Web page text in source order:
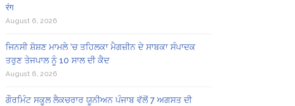
रंग
August 6, 2026
ਜਿਨਸੀ ਸ਼ੋਸ਼ਣ ਮਾਮਲੇ ‘ਚ ਤਹਿਲਕਾ ਮੈਗਜ਼ੀਨ ਦੇ ਸਾਬਕਾ ਸੰਪਾਦਕ
ਤਰੁਣ ਤੇਜਪਾਲ ਨੂੰ 10 ਸਾਲ ਦੀ ਕੈਦ
August 6, 2026
ਗੌਰਮਿੰਟ ਸਕੂਲ ਲੈਕਚਰਾਰ ਯੂਨੀਅਨ ਪੰਜਾਬ ਵੱਲੋਂ 7 ਅਗਸਤ ਦੀ